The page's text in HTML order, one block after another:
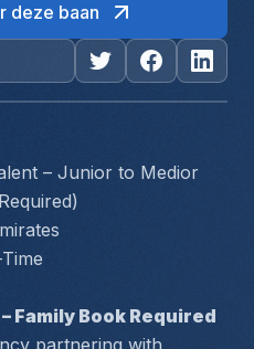
deze baan
– Junior to Medior
Family Book Required
partnering with